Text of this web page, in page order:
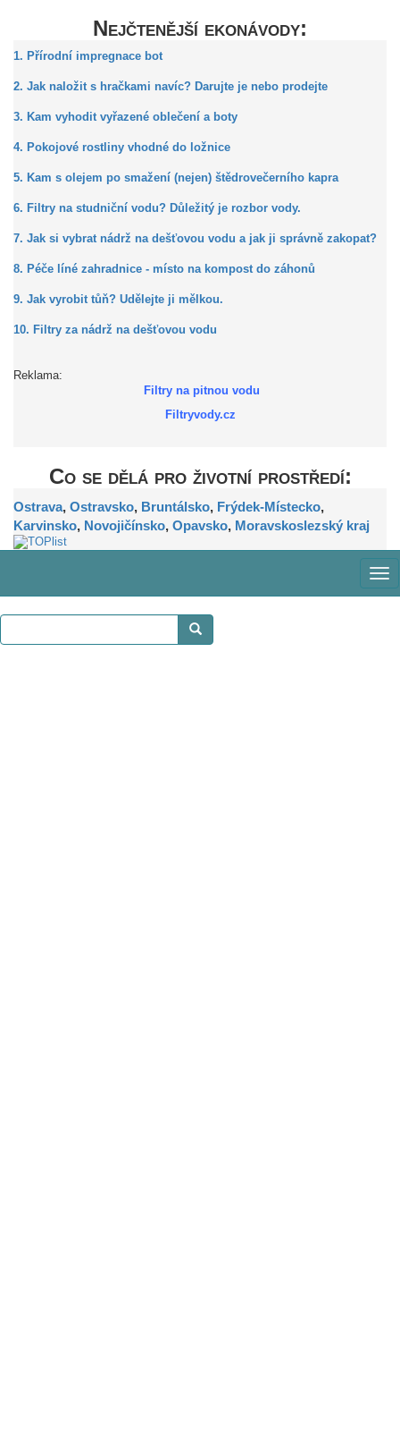
Nejčtenější ekonávody:
1. Přírodní impregnace bot
2. Jak naložit s hračkami navíc? Darujte je nebo prodejte
3. Kam vyhodit vyřazené oblečení a boty
4. Pokojové rostliny vhodné do ložnice
5. Kam s olejem po smažení (nejen) štědrovečerního kapra
6. Filtry na studniční vodu? Důležitý je rozbor vody.
7. Jak si vybrat nádrž na dešťovou vodu a jak ji správně zakopat?
8. Péče líné zahradnice - místo na kompost do záhonů
9. Jak vyrobit tůň? Udělejte ji mělkou.
10. Filtry za nádrž na dešťovou vodu
Reklama:
Filtry na pitnou vodu
Filtryvody.cz
Co se dělá pro životní prostředí:
Ostrava, Ostravsko, Bruntálsko, Frýdek-Místecko,
Karvinsko, Novojičínsko, Opavsko, Moravskoslezský kraj